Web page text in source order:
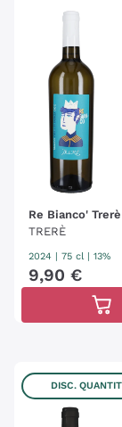
Re Bianco' Trerè
TRERÈ
2024 75 cl | 13%
9,90 €
DISC.